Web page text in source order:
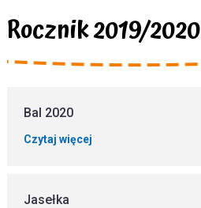
Rocznik 2019/2020
Bal 2020
Czytaj więcej
Jasełka